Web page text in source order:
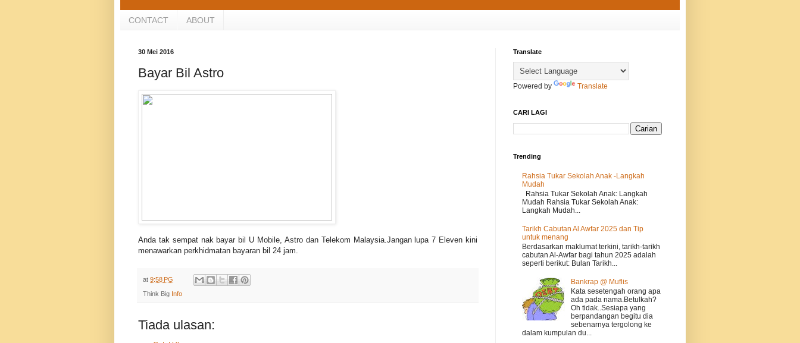
CONTACT ABOUT
30 Mei 2016
Bayar Bil Astro
Anda tak sempat nak bayar bil U Mobile, Astro dan Telekom Malaysia.Jangan lupa 7 Eleven kini
menawarkan perkhidmatan bayaran bil 24 jam.
at 9:58 PG
Think Big Info
Tiada ulasan:
Translate
Powered by Translate
CARI LAGI
Trending
Rahsia Tukar Sekolah Anak -Langkah
Mudah
Rahsia Tukar Sekolah Anak: Langkah
Mudah Rahsia Tukar Sekolah Anak:
Langkah Mudah...
Tarikh Cabutan Al Awfar 2025 dan Tip
untuk menang
Berdasarkan maklumat terkini, tarikh-tarikh
cabutan Al-Awfar bagi tahun 2025 adalah
seperti berikut: Bulan Tarikh...
Bankrap @ Muflis
Kata sesetengah orang apa
ada pada nama.Betulkah?
Oh tidak..Sesiapa yang
berpandangan begitu dia
sebenarnya tergolong ke
dalam kumpulan du...